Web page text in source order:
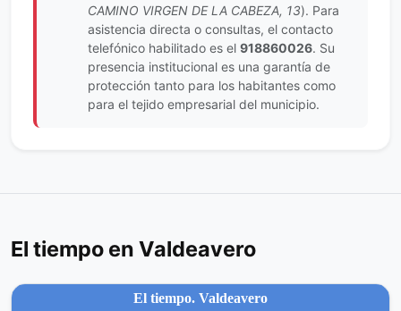
CAMINO VIRGEN DE LA CABEZA, 13). Para
asistencia directa o consultas, el contacto
telefónico habilitado es el 918860026. Su
presencia institucional es una garantía de
protección tanto para los habitantes como
para el tejido empresarial del municipio.
El tiempo en Valdeavero